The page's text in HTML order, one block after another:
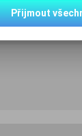
Přijmout